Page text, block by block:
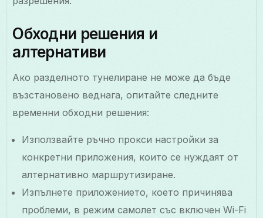
Обходни решения и
алтернативи
Ако разделното тунелиране не може да бъде
възстановено веднага, опитайте следните
временни обходни решения:
Използвайте ръчно прокси настройки за
конкретни приложения, които се нуждаят от
алтернативно маршрутизиране.
Изпълнете приложението, което причинява
проблеми, в режим самолет със включен Wi-Fi